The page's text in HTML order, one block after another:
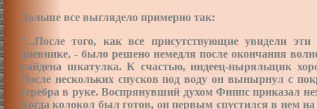
Дальше все выглядело примерно так:
“...После того, как все присутствующие увидели
дневнике, - было решено немедля после окончания
найдена шкатулка. К счастью, индеец-ныряльщик
После нескольких спусков под воду он вынырнул с
серебра в руке. Воспрянувший духом Фиппс приказал
Когда колокол был готов, он первым спустился в нем